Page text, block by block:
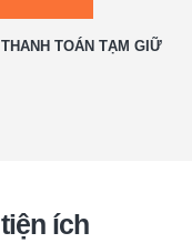
TOÁN TẠM GIỮ
tiện ích